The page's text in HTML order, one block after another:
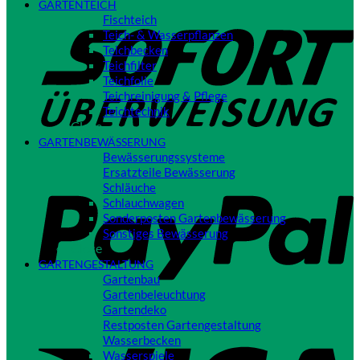
GARTENTEICH
Fischteich
Teich- & Wasserpflanzen
Teichbecken
Teichfilter
Teichfolie
Teichreinigung & Pflege
Teichtechnik
Close
GARTENBEWÄSSERUNG
Bewässerungssysteme
Ersatzteile Bewässerung
Schläuche
Schlauchwagen
Sonderposten Gartenbewässerung
Sonstiges Bewässerung
Close
GARTENGESTALTUNG
Gartenbau
Gartenbeleuchtung
Gartendeko
Restposten Gartengestaltung
Wasserbecken
Wasserspiele